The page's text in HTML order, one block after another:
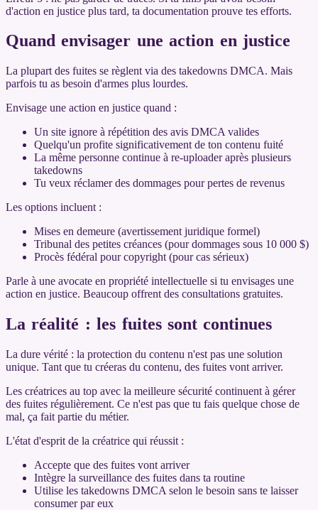
d'action en justice plus tard, ta documentation prouve tes efforts.
Quand envisager une action en justice
La plupart des fuites se règlent via des takedowns DMCA. Mais
parfois tu as besoin d'armes plus lourdes.
Envisage une action en justice quand :
Un site ignore à répétition des avis DMCA valides
Quelqu'un profite significativement de ton contenu fuité
La même personne continue à re-uploader après plusieurs
takedowns
Tu veux réclamer des dommages pour pertes de revenus
Les options incluent :
Mises en demeure (avertissement juridique formel)
Tribunal des petites créances (pour dommages sous 10 000 $)
Procès fédéral pour copyright (pour cas sérieux)
Parle à une avocate en propriété intellectuelle si tu envisages une
action en justice. Beaucoup offrent des consultations gratuites.
La réalité : les fuites sont continues
La dure vérité : la protection du contenu n'est pas une solution
unique. Tant que tu créeras du contenu, des fuites vont arriver.
Les créatrices au top avec la meilleure sécurité continuent à gérer
des fuites régulièrement. Ce n'est pas que tu fais quelque chose de
mal, ça fait partie du métier.
L'état d'esprit de la créatrice qui réussit :
Accepte que des fuites vont arriver
Intègre la surveillance des fuites dans ta routine
Utilise les takedowns DMCA selon le besoin sans te laisser
consumer par eux